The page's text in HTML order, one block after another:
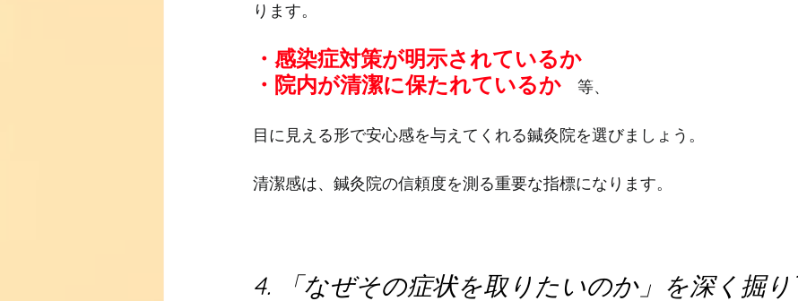
ります。
・感染症対策が明示されているか
・院内が清潔に保たれているか 等、
目に見える形で安心感を与えてくれる鍼灸院を選びましょう。
清潔感は、鍼灸院の信頼度を測る重要な指標になります。
4. 「なぜその症状を取りたいのか」を深く掘り